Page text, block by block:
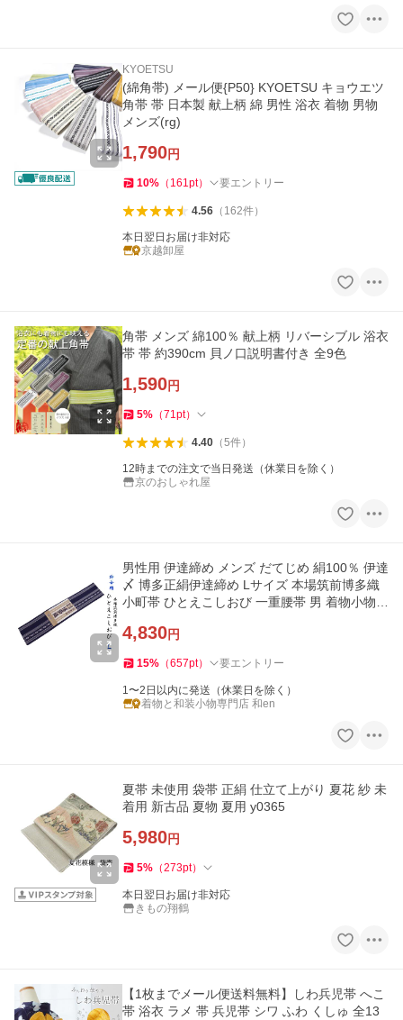
KYOETSU
(綿角帯) メール便{P50} KYOETSU キョウエツ
角帯 帯 日本製 献上柄 綿 男性 浴衣 着物 男物
メンズ(rg)
1,790円
10% （ 161pt） 要エントリー
4.56（ 162件）
本日翌日お届け非対応
京越卸屋
角帯 メンズ 綿100％ 献上柄 リバーシブル 浴衣
帯 帯 約390cm 貝ノ口説明書付き 全9色
1,590円
5% （71pt）
4.40（5件）
12時までの注文で当日発送（休業日を除く）
京のおしゃれ屋
男性用 伊達締め メンズ だてじめ 絹100％ 伊達
〆 博多正絹伊達締め Lサイズ 本場筑前博多織
小町帯 ひとえこしおび 一重腰帯 男 着物小物爆
4,830円
15% （657pt） 要エントリー
1〜2日以内に発送（休業日を除く）
着物と和装小物専門店 和en
夏帯 未使用 袋帯 正絹 仕立て上がり 夏花 紗 未
着用 新古品 夏物 夏用 y0365
5,980円
5% （273pt）
本日翌日お届け非対応
きもの翔鶴
【1枚までメール便送料無料】しわ兵児帯 へこ
帯 浴衣 ラメ 帯 兵児帯 シワ ふわ くしゅ 全13